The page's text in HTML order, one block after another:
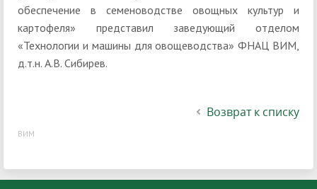
обеспечение в семеноводстве овощных культур и
картофеля» представил заведующий отделом
«Технологии и машины для овощеводства» ФНАЦ ВИМ,
д.т.н. А.В. Сибирев.
Возврат к списку
ВИМ